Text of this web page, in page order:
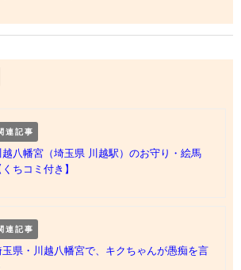
連記事
越八幡宮（埼玉県 川越駅）のお守り・絵馬
くちコミ付き】
連記事
玉県・川越八幡宮で、キクちゃんが愚痴を言